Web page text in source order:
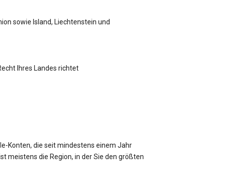
sowie Island, Liechtenstein und
Ihres Landes richtet
Konten, die seit mindestens einem Jahr
meistens die Region, in der Sie den größten